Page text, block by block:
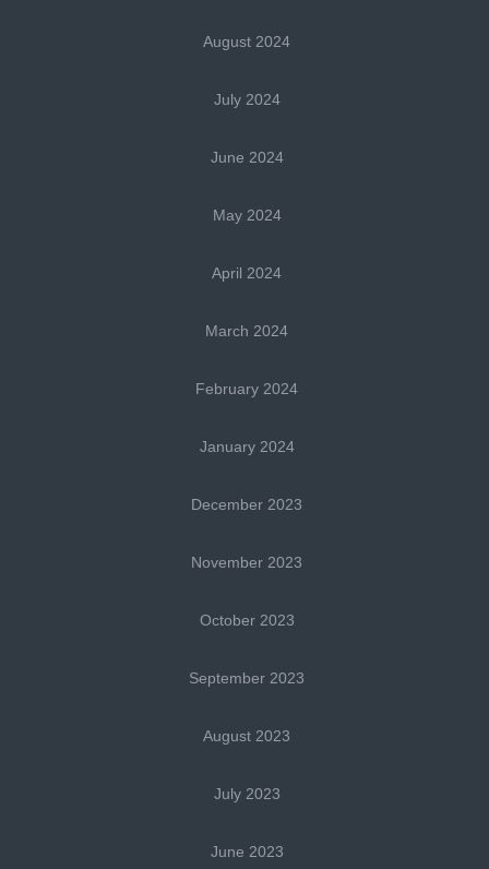
August 2024
July 2024
June 2024
May 2024
April 2024
March 2024
February 2024
January 2024
December 2023
November 2023
October 2023
September 2023
August 2023
July 2023
June 2023